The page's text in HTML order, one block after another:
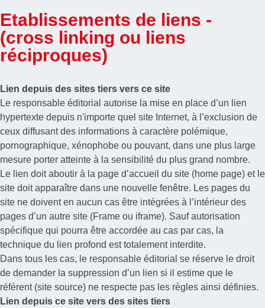
Etablissements de liens -
(cross linking ou liens
réciproques)
Lien depuis des sites tiers vers ce site
Le responsable éditorial autorise la mise en place d’un lien
hypertexte depuis n'importe quel site Internet, à l’exclusion de
ceux diffusant des informations à caractère polémique,
pornographique, xénophobe ou pouvant, dans une plus large
mesure porter atteinte à la sensibilité du plus grand nombre.
Le lien doit aboutir à la page d’accueil du site (home page) et le
site doit apparaître dans une nouvelle fenêtre. Les pages du
site ne doivent en aucun cas être intégrées à l’intérieur des
pages d’un autre site (Frame ou iframe). Sauf autorisation
spécifique qui pourra être accordée au cas par cas, la
technique du lien profond est totalement interdite.
Dans tous les cas, le responsable éditorial se réserve le droit
de demander la suppression d’un lien si il estime que le
référent (site source) ne respecte pas les règles ainsi définies.
Lien depuis ce site vers des sites tiers